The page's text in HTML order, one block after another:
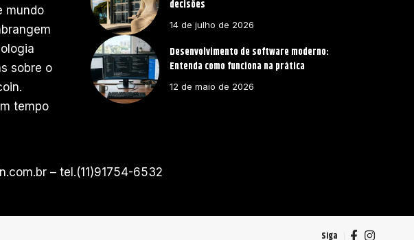
mundo
sobre o
tempo
decisões
14 de julho de 2026
Desenvolvimento de software moderno:
Entenda como funciona na prática
12 de maio de 2026
– tel.(11)91754-6532
Siga